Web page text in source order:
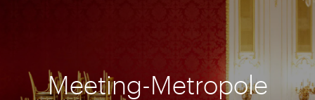
Meeting-Metropole